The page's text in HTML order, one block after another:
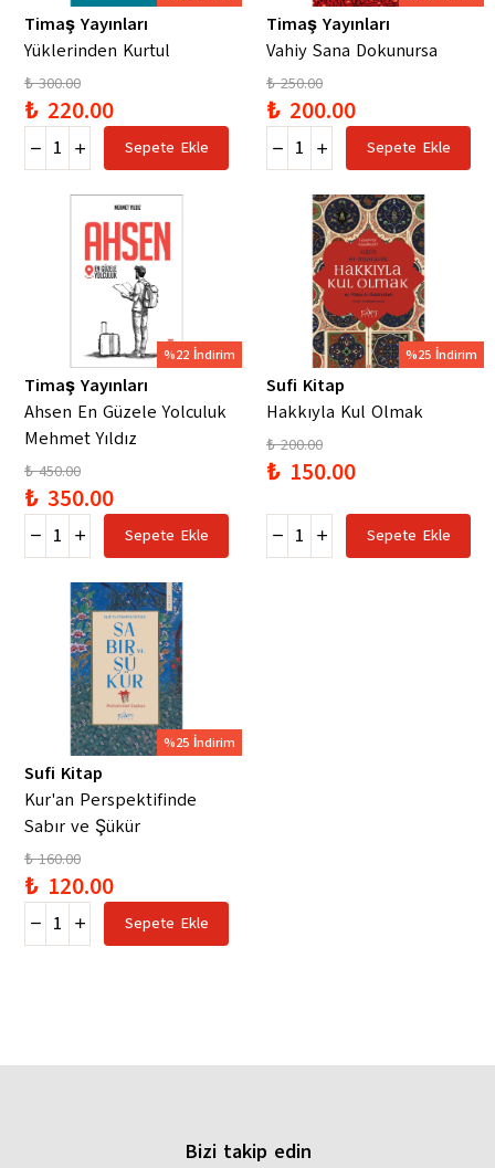
Timaş Yayınları
Yüklerinden Kurtul
₺ 300.00
₺ 220.00
Sepete Ekle
Timaş Yayınları
Vahiy Sana Dokunursa
₺ 250.00
₺ 200.00
Sepete Ekle
%22 İndirim
Timaş Yayınları
Ahsen En Güzele Yolculuk
Mehmet Yıldız
₺ 450.00
₺ 350.00
Sepete Ekle
%25 İndirim
Sufi Kitap
Hakkıyla Kul Olmak
₺ 200.00
₺ 150.00
Sepete Ekle
%25 İndirim
Sufi Kitap
Kur'an Perspektifinde
Sabır ve Şükür
₺ 160.00
₺ 120.00
Sepete Ekle
Bizi takip edin